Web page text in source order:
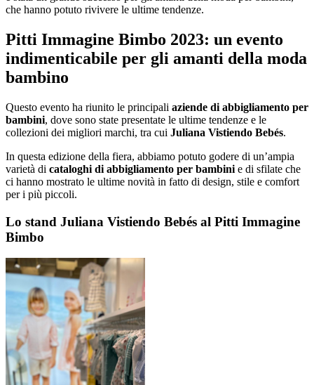
che hanno potuto rivivere le ultime tendenze.
Pitti Immagine Bimbo 2023: un evento
indimenticabile per gli amanti della moda
bambino
Questo evento ha riunito le principali aziende di abbigliamento per
bambini, dove sono state presentate le ultime tendenze e le
collezioni dei migliori marchi, tra cui Juliana Vistiendo Bebés.
In questa edizione della fiera, abbiamo potuto godere di un’ampia
varietà di cataloghi di abbigliamento per bambini e di sfilate che
ci hanno mostrato le ultime novità in fatto di design, stile e comfort
per i più piccoli.
Lo stand Juliana Vistiendo Bebés al Pitti Immagine
Bimbo